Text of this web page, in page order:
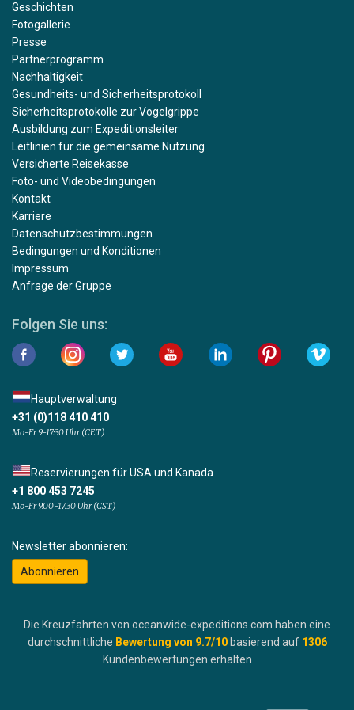
Geschichten
Fotogallerie
Presse
Partnerprogramm
Nachhaltigkeit
Gesundheits- und Sicherheitsprotokoll
Sicherheitsprotokolle zur Vogelgrippe
Ausbildung zum Expeditionsleiter
Leitlinien für die gemeinsame Nutzung
Versicherte Reisekasse
Foto- und Videobedingungen
Kontakt
Karriere
Datenschutzbestimmungen
Bedingungen und Konditionen
Impressum
Anfrage der Gruppe
Folgen Sie uns:
Hauptverwaltung
+31 (0)118 410 410
Mo-Fr 9-17:30 Uhr (CET)
Reservierungen für USA und Kanada
+1 800 453 7245
Mo-Fr 9.00-17.30 Uhr (CST)
Newsletter abonnieren:
Abonnieren
Die Kreuzfahrten von oceanwide-expeditions.com haben eine
durchschnittliche Bewertung von 9.7/10 basierend auf 1306
Kundenbewertungen erhalten